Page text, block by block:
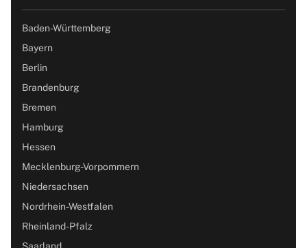
Baden-Württemberg
Bayern
Berlin
Brandenburg
Bremen
Hamburg
Hessen
Mecklenburg-Vorpommern
Niedersachsen
Nordrhein-Westfalen
Rheinland-Pfalz